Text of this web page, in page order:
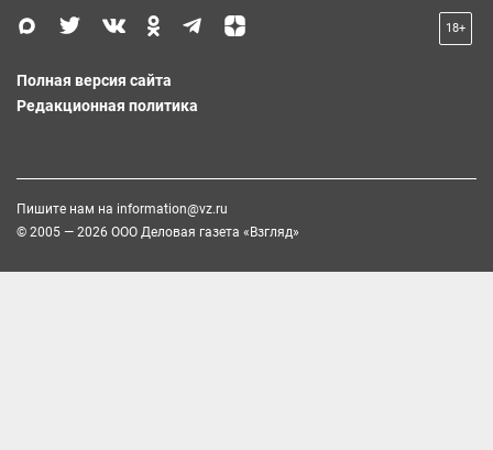
18+
Полная версия сайта
Редакционная политика
Пишите нам на information@vz.ru
© 2005 — 2026 ООО Деловая газета «Взгляд»